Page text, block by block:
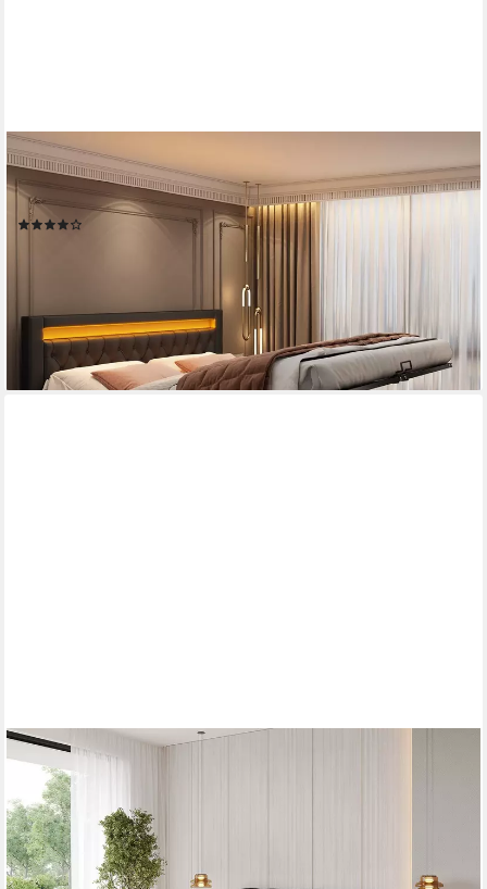
FLIEKS
Polsterbett, LED-Beleuchtung Kunstleder Doppelbett Stauraum
160x200cm
lieferbar - in 5-6 Werktagen bei dir
ALTDECOR
Polsterbett LEYA-v1 (Polsterbett mit Bettkasten und Lattenrost,
Boxbett ohne Matratze), Doppelbett mit Stauraum, Bett mit
Kopfteil
ab 899,90 € UVP1.169,00 €
-23%